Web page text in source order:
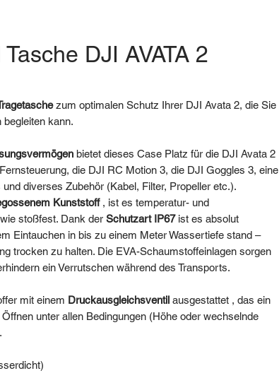
DJI AVATA 2
zum optimalen Schutz Ihrer DJI Avata 2, die Sie
begleiten kann.
bietet dieses Case Platz für die DJI Avata 2
die DJI RC Motion 3, die DJI Goggles 3, eine
diverses Zubehör (Kabel, Filter, Propeller etc.).
Kunststoff, ist es temperatur- und
stoßfest. Dank der Schutzart IP67ist es absolut
Eintauchen in bis zu einem Meter Wassertiefe stand –
trocken zu halten. Die EVA-Schaumstoffeinlagen sorgen
ein Verrutschen während des Transports.
mit einem Druckausgleichsventil ausgestattet , das ein
unter allen Bedingungen (Höhe oder wechselnde